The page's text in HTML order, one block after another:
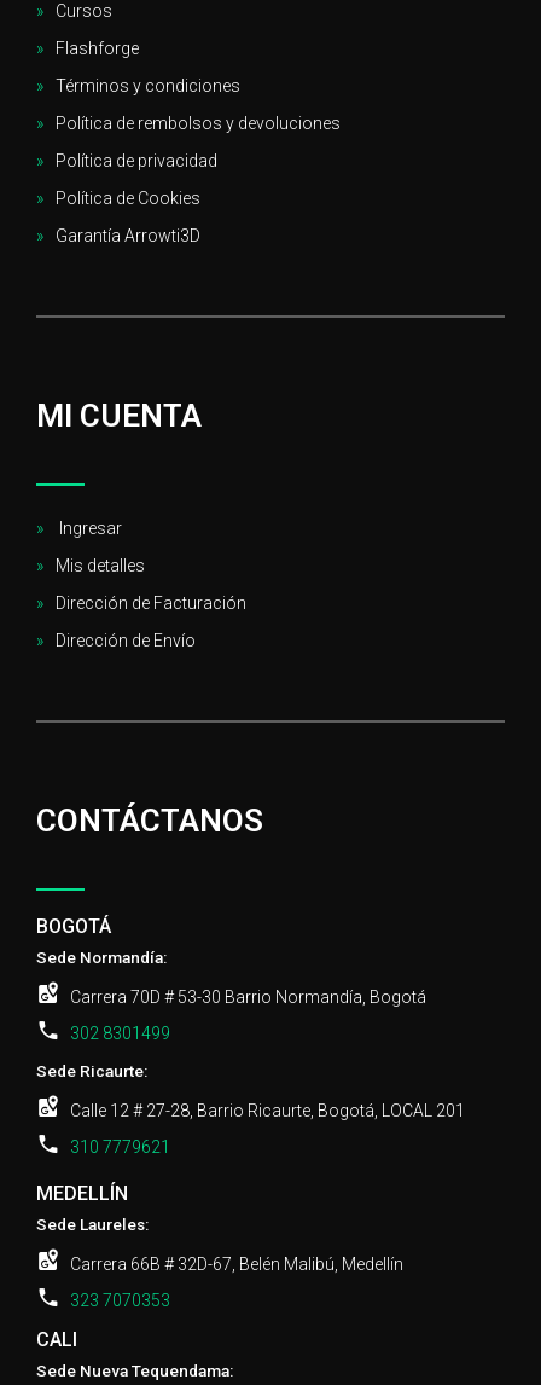
Cursos
Flashforge
Términos y condiciones
Política de rembolsos y devoluciones
Política de privacidad
Política de Cookies
Garantía Arrowti3D
MI CUENTA
Ingresar
Mis detalles
Dirección de Facturación
Dirección de Envío
CONTÁCTANOS
BOGOTÁ
Sede Normandía:
Carrera 70D # 53-30 Barrio Normandía, Bogotá
302 8301499
Sede Ricaurte:
Calle 12 # 27-28, Barrio Ricaurte, Bogotá, LOCAL 201
310 7779621
MEDELLÍN
Sede Laureles:
Carrera 66B # 32D-67, Belén Malibú, Medellín
323 7070353
CALI
Sede Nueva Tequendama: